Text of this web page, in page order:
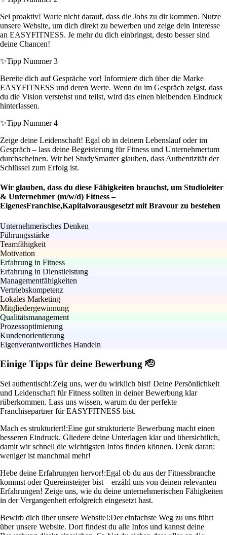
Sei proaktiv! Warte nicht darauf, dass die Jobs zu dir kommen. Nutze
unsere Website, um dich direkt zu bewerben und zeige dein Interesse
an EASYFITNESS. Je mehr du dich einbringst, desto besser sind
deine Chancen!
✨Tipp Nummer 3
Bereite dich auf Gespräche vor! Informiere dich über die Marke
EASYFITNESS und deren Werte. Wenn du im Gespräch zeigst, dass
du die Vision verstehst und teilst, wird das einen bleibenden Eindruck
hinterlassen.
✨Tipp Nummer 4
Zeige deine Leidenschaft! Egal ob in deinem Lebenslauf oder im
Gespräch – lass deine Begeisterung für Fitness und Unternehmertum
durchscheinen. Wir bei StudySmarter glauben, dass Authentizität der
Schlüssel zum Erfolg ist.
Wir glauben, dass du diese Fähigkeiten brauchst, um Studioleiter
& Unternehmer (m/w/d) Fitness –
EigenesFranchise,Kapitalvorausgesetzt mit Bravour zu bestehen
Unternehmerisches Denken
Führungsstärke
Teamfähigkeit
Motivation
Erfahrung in Fitness
Erfahrung in Dienstleistung
Managementfähigkeiten
Vertriebskompetenz
Lokales Marketing
Mitgliedergewinnung
Qualitätsmanagement
Prozessoptimierung
Kundenorientierung
Eigenverantwortliches Handeln
Einige Tipps für deine Bewerbung 🫡
Sei authentisch!:Zeig uns, wer du wirklich bist! Deine Persönlichkeit
und Leidenschaft für Fitness sollten in deiner Bewerbung klar
rüberkommen. Lass uns wissen, warum du der perfekte
Franchisepartner für EASYFITNESS bist.
Mach es strukturiert!:Eine gut strukturierte Bewerbung macht einen
besseren Eindruck. Gliedere deine Unterlagen klar und übersichtlich,
damit wir schnell die wichtigsten Infos finden können. Denk daran:
weniger ist manchmal mehr!
Hebe deine Erfahrungen hervor!:Egal ob du aus der Fitnessbranche
kommst oder Quereinsteiger bist – erzähl uns von deinen relevanten
Erfahrungen! Zeige uns, wie du deine unternehmerischen Fähigkeiten
in der Vergangenheit erfolgreich eingesetzt hast.
Bewirb dich über unsere Website!:Der einfachste Weg zu uns führt
über unsere Website. Dort findest du alle Infos und kannst deine